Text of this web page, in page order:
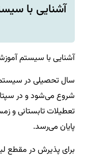
آشنایی با
آشنایی با سیستم
سال تحصیلی در سیستم
شروع می‌شود و در
تعطیلات تابستانی و
پایان می‌رسد.
برای پذیرش در مقطع